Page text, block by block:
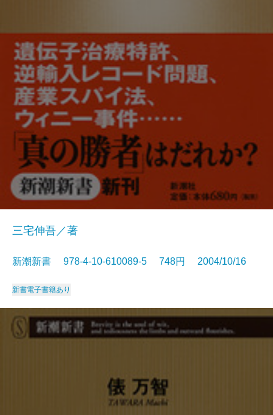
三宅伸吾／著
新潮新書 978-4-10-610089-5 748円 2004/10/16
新書電子書籍あり